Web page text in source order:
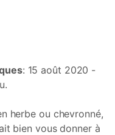
: 15 août 2020 -
herbe ou chevronné,
bien vous donner à